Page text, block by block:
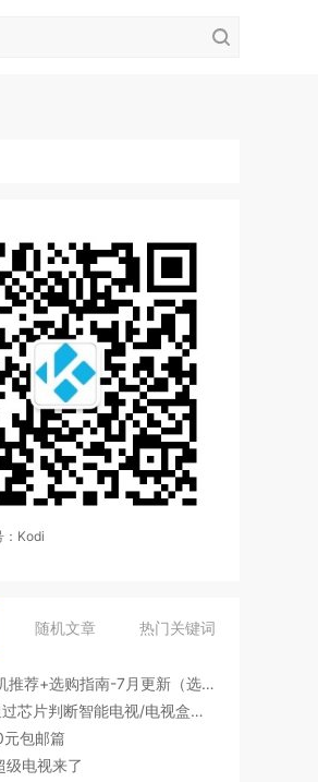
：Kodi
随机文章 热门关键词
2025电视机推荐+选购指南-7月更新（选购要点，产品型号，品牌推荐，有无开机广告等）丨索尼、海信/Vidda、雷鸟、小米、TCL、华为电视哪个牌子好？
教你如何通过芯片判断智能电视/电视盒子性能
包邮篇
级电视来了